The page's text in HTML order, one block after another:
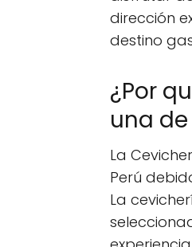
dirección
destino
¿Por
una
La
Perú
La